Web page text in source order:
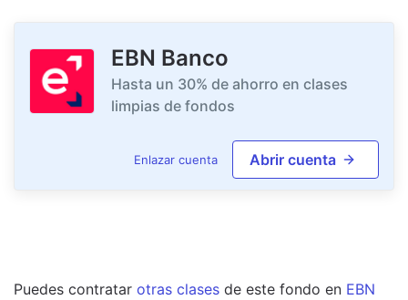
EBN Banco
Hasta un 30% de ahorro en clases
limpias de fondos
Enlazar cuenta Abrir cuenta
Puedes contratar otras clases de este fondo en EBN